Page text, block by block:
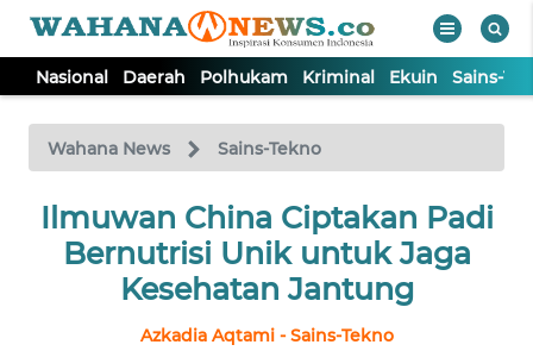
Nasional Daerah Polhukam Kriminal Ekuin Sains-
Wahana News Sains-Tekno
Ilmuwan China Ciptakan Padi
Bernutrisi Unik untuk Jaga
Kesehatan Jantung
Azkadia Aqtami - Sains-Tekno
TV
Tutup
NASIONAL